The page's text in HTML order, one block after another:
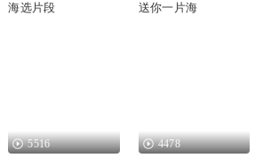
海选片段 送你一片海
5516 4478